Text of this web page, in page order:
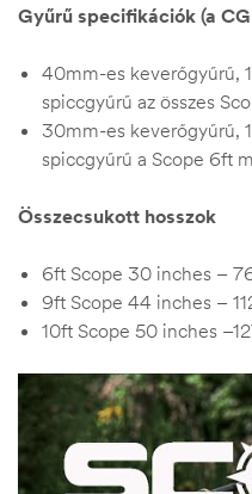
Gyűrű specifikációk (a
40mm-es keverőgyűrű,
spiccgyűrű az összes
30mm-es keverőgyűrű,
spiccgyűrű a Scope 6ft
Összecsukott hosszok
6ft Scope 30 inches –
9ft Scope 44 inches –
10ft Scope 50 inches